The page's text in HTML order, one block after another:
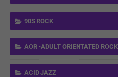
90S ROCK
AOR -ADULT ORIENTATED ROCK
ACID JAZZ